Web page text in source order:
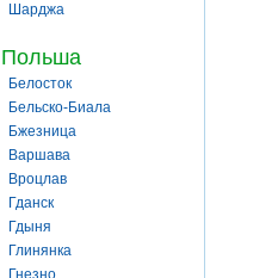
Шарджа
Польша
Белосток
Бельско-Биала
Бжезница
Варшава
Вроцлав
Гданск
Гдыня
Глинянка
Гнезно